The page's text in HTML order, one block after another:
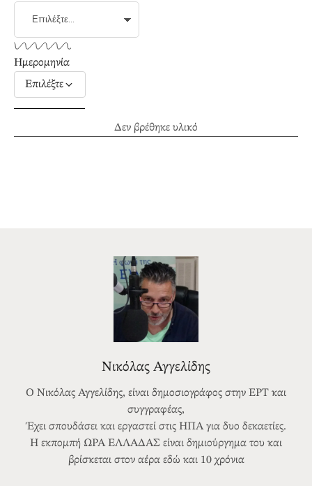
Δεν βρέθηκε υλικό
Ημερομηνία
Επιλέξτε
Νικόλας Αγγελίδης
Ο Νικόλας Αγγελίδης, είναι δημοσιογράφος στην ΕΡΤ και
συγγραφέας,
Έχει σπουδάσει και εργαστεί στις ΗΠΑ για δυο δεκαετίες.
Η εκπομπή ΩΡΑ ΕΛΛΑΔΑΣ είναι δημιούργημα του και
βρίσκεται στον αέρα εδώ και 10 χρόνια